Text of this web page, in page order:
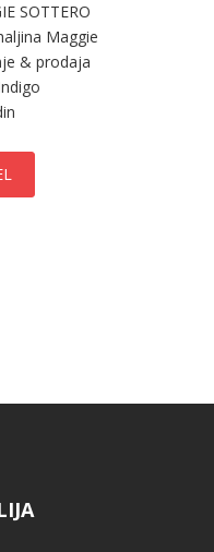
SOTTERO
Maggie
& prodaja